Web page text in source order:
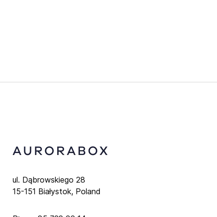
ul. Dąbrowskiego 28
15-151 Białystok, Poland